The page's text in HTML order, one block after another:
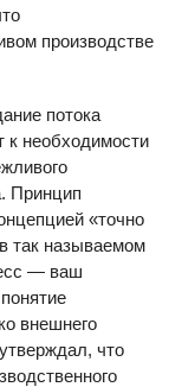
производстве
потока
к необходимости
Принцип
«точно
так называемом
— ваш
внешнего
что